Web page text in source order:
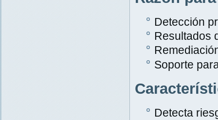
Detección
Resultados
Soporte
Detecta